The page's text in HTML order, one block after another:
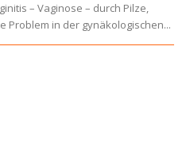
– Vaginose – durch Pilze,
Problem in der gynäkologischen...